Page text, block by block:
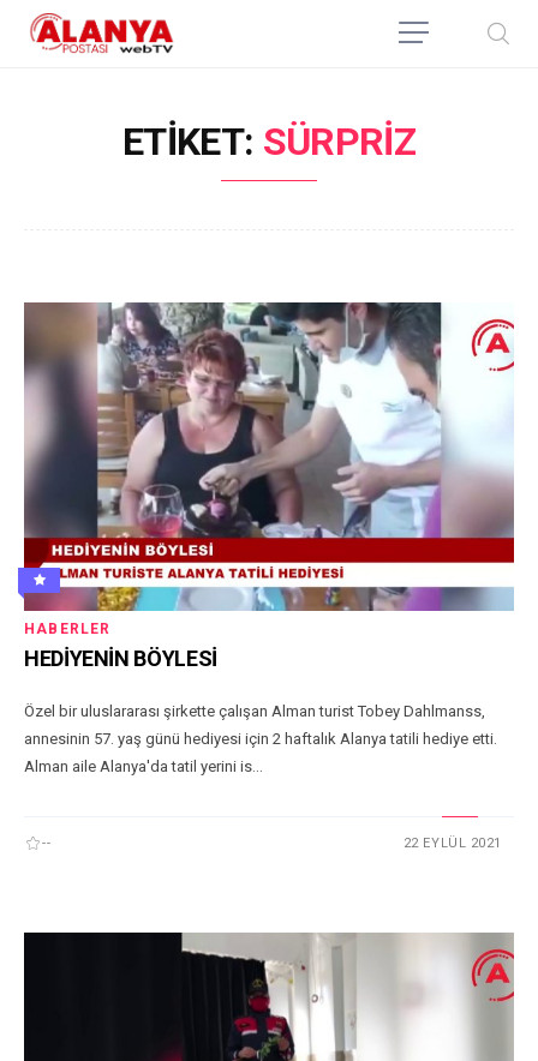
ETIKET: SÜRPRIZ
HABERLER
HEDİYENİN BÖYLESİ
Özel bir uluslararası şirkette çalışan Alman turist Tobey Dahlmanss,
annesinin 57. yaş günü hediyesi için 2 haftalık Alanya tatili hediye etti.
Alman aile Alanya'da tatil yerini is...
-- 22 EYLÜL 2021